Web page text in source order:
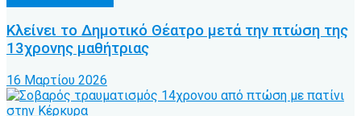
Κλείνει το Δημοτικό Θέατρο μετά την πτώση της
13χρονης μαθήτριας
16 Μαρτίου 2026